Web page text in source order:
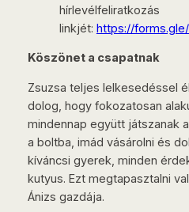
hírlevélfeliratkozás
linkjét: https://forms.gle/
Köszönet a csapatnak
Zsuzsa teljes lelkesedéssel
dolog, hogy fokozatosan
mindennap együtt játszanak
a boltba, imád vásárolni és
kíváncsi gyerek, minden
kutyus. Ezt megtapasztalni
Ánizs gazdája.